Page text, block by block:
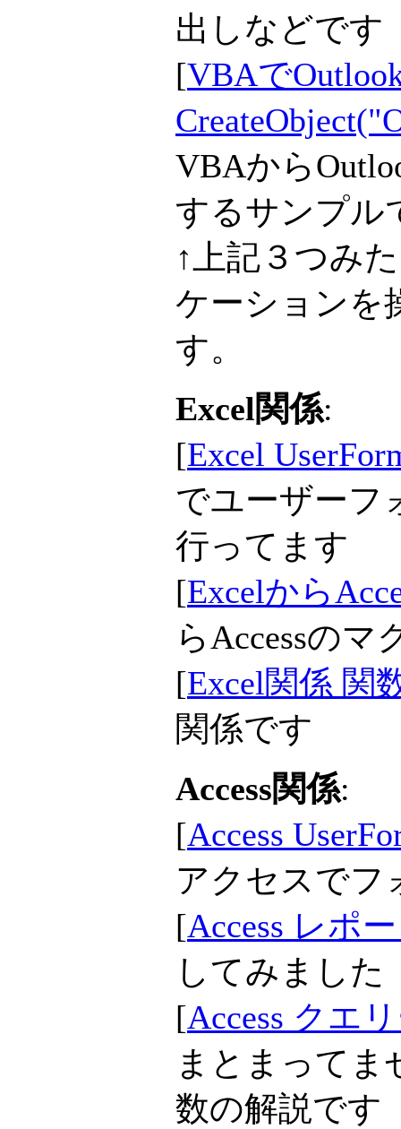
出しなどです
[VBAで
VBAから
するサンプル
↑上記３つみ
ケーションを
す。
Excel関係:
[Excel
でユーザーフ
行ってます
[Excelから
らAccessの
[Excel関係 関
関係です
Access関係:
[Access
アクセスでフ
[Access レポ
してみました
[Access クエ
まとまってま
数の解説です